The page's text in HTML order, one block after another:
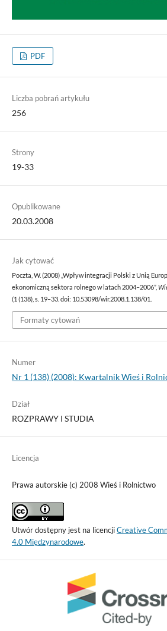
PDF
Liczba pobrań artykułu
256
Strony
19-33
Opublikowane
20.03.2008
Jak cytować
Poczta, W. (2008) „Wpływ integracji Polski z Unią
ekonomiczną sektora rolnego w latach 2004–2006”,
(1 (138), s. 19–33. doi: 10.53098/wir.2008.1.138/01.
Formaty cytowań
Numer
Nr 1 (138) (2008): Kwartalnik Wieś i
Dział
ROZPRAWY I STUDIA
Licencja
Prawa autorskie (c) 2008 Wieś i Rolnictwo
Utwór dostępny jest na licencjiCreative
4.0 Międzynarodowe.